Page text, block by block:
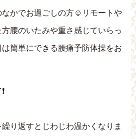
なかでお過ごしの方☺️リモートや
腰のいたみや重さ感じていらっ
簡単にできる腰痛予防体操をお
り返すとじわじわ温かくなりま